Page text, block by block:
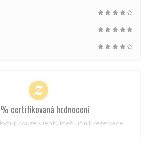
certifikovaná hodnocení
pouze klienti, kteří učinili rezervace